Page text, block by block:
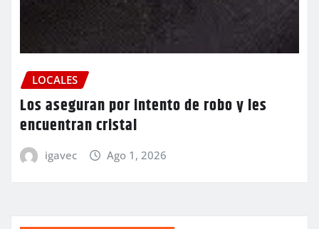
LOCALES
Los aseguran por intento de robo y les
encuentran cristal
igavec Ago 1, 2026